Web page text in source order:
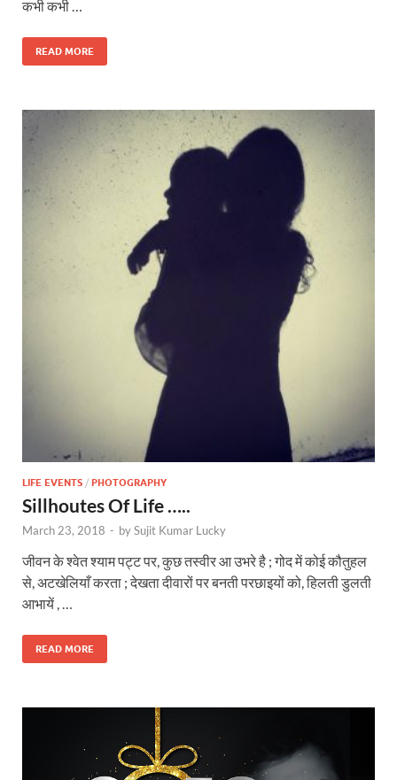
कभी कभी …
READ MORE
LIFE EVENTS / PHOTOGRAPHY
Sillhoutes Of Life …..
March 23, 2018 - bySujit Kumar Lucky
जीवन के श्वेत श्याम पट्ट पर, कुछ तस्वीर आ उभरे है ; गोद में कोई कौतुहल
से, अटखेलियाँ करता ; देखता दीवारों पर बनती परछाइयों को, हिलती डुलती
आभायें , …
READ MORE